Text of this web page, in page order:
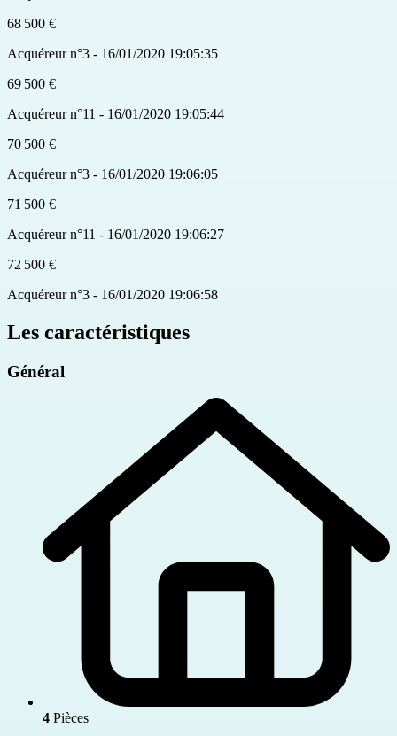
68 500 €
Acquéreur n°3 - 16/01/2020 19:05:35
69 500 €
Acquéreur n°11 - 16/01/2020 19:05:44
70 500 €
Acquéreur n°3 - 16/01/2020 19:06:05
71 500 €
Acquéreur n°11 - 16/01/2020 19:06:27
72 500 €
Acquéreur n°3 - 16/01/2020 19:06:58
Les caractéristiques
Général
4 Pièces